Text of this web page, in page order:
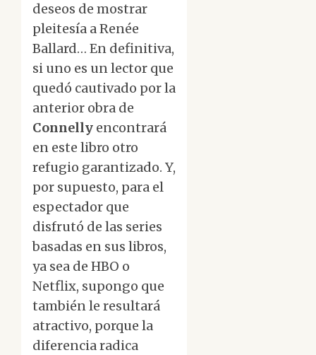
deseos de mostrar
pleitesía a Renée
Ballard… En definitiva,
si uno es un lector que
quedó cautivado por la
anterior obra de
Connelly encontrará
en este libro otro
refugio garantizado. Y,
por supuesto, para el
espectador que
disfrutó de las series
basadas en sus libros,
ya sea de HBO o
Netflix, supongo que
también le resultará
atractivo, porque la
diferencia radica